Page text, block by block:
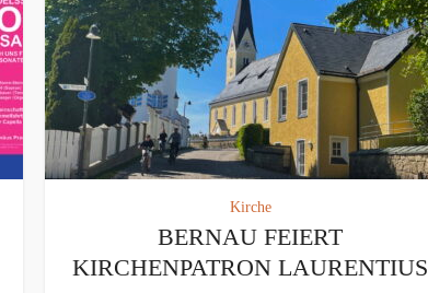
Kirche
BERNAU FEIERT
KIRCHENPATRON LAURENTIUS